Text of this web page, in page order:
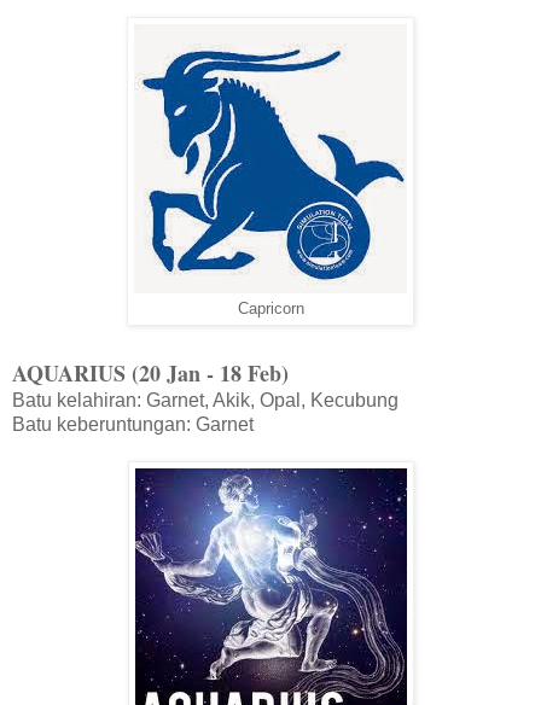
Capricorn
AQUARIUS (20 Jan - 18 Feb)
Batu kelahiran: Garnet, Akik, Opal, Kecubung
Batu keberuntungan: Garnet